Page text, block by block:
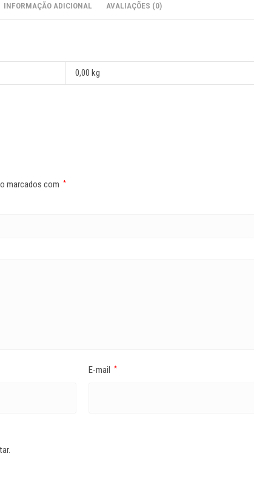
INFORMAÇÃO ADICIONAL AVALIAÇÕES (0)
0,00 kg
marcados com *
E-mail *